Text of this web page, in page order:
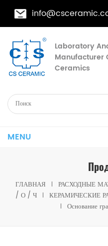
Laboratory
Manufacturer
Ceramics
MENU
ГЛАВНАЯ
РАСХОДНЫЕ
/ О / Ч
КЕРАМИЧЕСКИЕ